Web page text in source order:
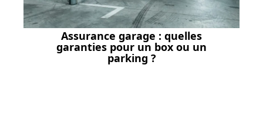
Assurance garage : quelles
garanties pour un box ou un
parking ?